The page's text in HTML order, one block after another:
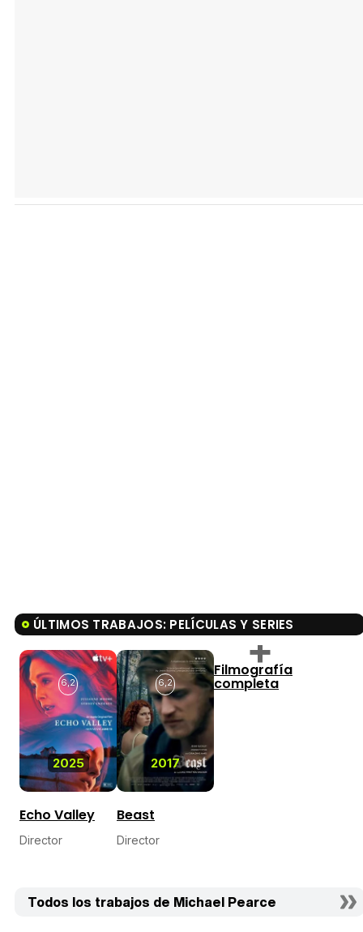
ÚLTIMOS TRABAJOS: PELÍCULAS Y SERIES
2025
6,2
Echo Valley
Director
2017
6,2
Beast
Director
Filmografía
completa
Todos los trabajos de Michael Pearce